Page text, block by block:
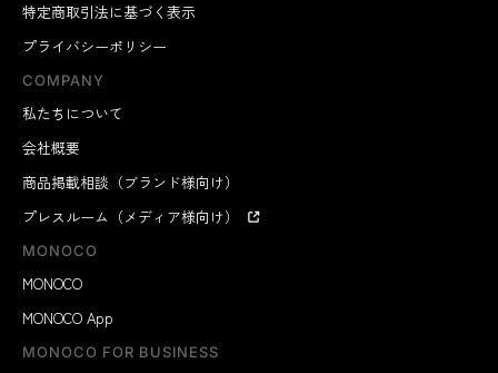
特定商取引法に基づく表示
プライバシーポリシー
COMPANY
私たちについて
会社概要
商品掲載相談（ブランド様向け）
プレスルーム（メディア様向け）
MONOCO
MONOCO
MONOCO App
MONOCO FOR BUSINESS